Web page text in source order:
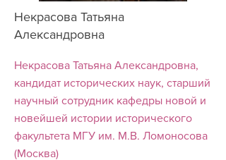
Некрасова Татьяна
Александровна
Некрасова Татьяна Александровна,
кандидат исторических наук, старший
научный сотрудник кафедры новой и
новейшей истории исторического
факультета МГУ им. М.В. Ломоносова
(Москва)